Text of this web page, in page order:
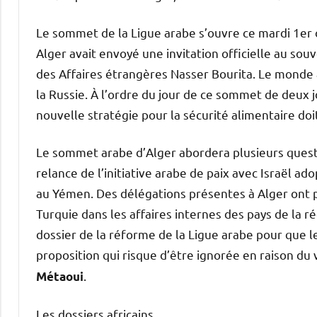
Le sommet de la Ligue arabe s’ouvre ce mardi
Alger avait envoyé une invitation officielle au
des Affaires étrangères Nasser Bourita. Le
la Russie. À l’ordre du jour de ce sommet de
nouvelle stratégie pour la sécurité alimentaire
Le sommet arabe d’Alger abordera plusieurs
relance de l’initiative arabe de paix avec Israël
au Yémen. Des délégations présentes à Alger
Turquie dans les affaires internes des pays de la
dossier de la réforme de la Ligue arabe pour que
proposition qui risque d’être ignorée en raison
Métaoui
Les dossiers africains